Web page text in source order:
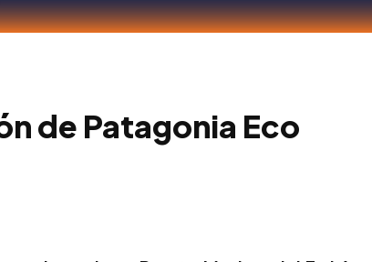
de Patagonia Eco